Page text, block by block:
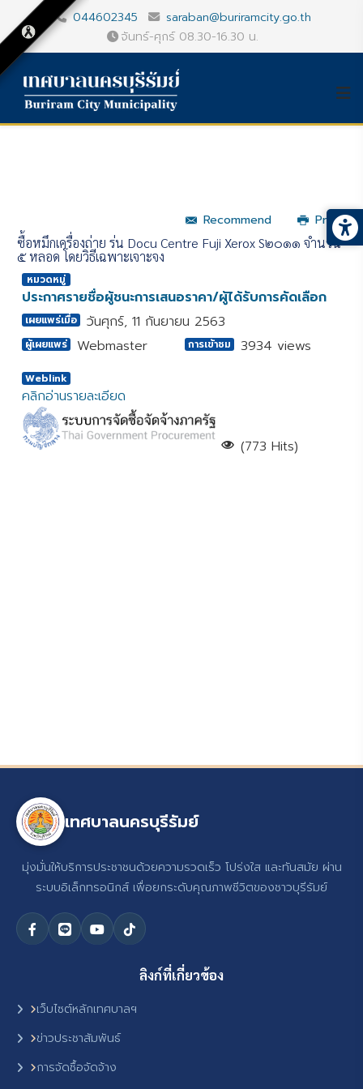
044602345
saraban@buriramcity.go.th
จันทร์-ศุกร์ 08.30-16.30 น.
Recommend
Print
ซื้อหมึกเครื่องถ่าย รุ่น Docu Centre Fuji Xerox S๒๐๑๑ จำนวน
๕ หลอด โดยวิธีเฉพาะเจาะจง
หมวดหมู่
ประกาศรายชื่อผู้ชนะการเสนอราคา/ผู้ได้รับการคัดเลือก
เผยแพร่เมื่อ วันศุกร์, 11 กันยายน 2563
ผู้เผยแพร่ Webmaster การเข้าชม 3934 views
Weblink
คลิกอ่านรายละเอียด
(773 Hits)
เทศบาลนครบุรีรัมย์
มุ่งมั่นให้บริการประชาชนด้วยความรวดเร็ว โปร่งใส และทันสมัย ผ่าน
ระบบอิเล็กทรอนิกส์ เพื่อยกระดับคุณภาพชีวิตของชาวบุรีรัมย์
ลิงก์ที่เกี่ยวข้อง
เว็บไซต์หลักเทศบาลฯ
ข่าวประชาสัมพันธ์
การจัดซื้อจัดจ้าง